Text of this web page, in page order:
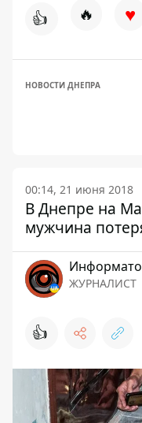
👍 🔥 ♥
НОВОСТИ ДНЕПРА
00:14, 21 июня 2018
В Днепре на
мужчина
ЖУРНАЛИСТ
👍